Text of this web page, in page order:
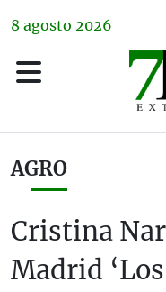
8 agosto 2026
AGRO
Cristina
Madrid